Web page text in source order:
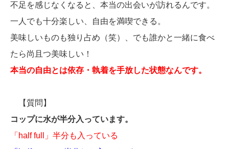
不足を感じなくなると、本当の出会いが訪れるんです。
一人でも十分楽しい、自由を満喫できる。
美味しいものも独り占め（笑）、でも誰かと一緒に食べ
たら尚且つ美味しい！
本当の自由とは依存・執着を手放した状態なんです。
【質問】
コップに水が半分入っています。
「half full」半分も入っている